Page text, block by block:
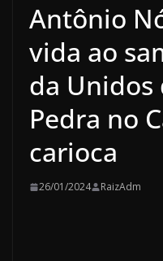
Antônio
vida ao
da Unidos
Pedra no
carioca
26/01/2024 RaizAdm